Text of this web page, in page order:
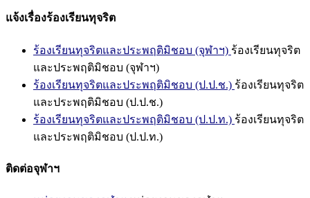
แจ้งเรื่องร้องเรียนทุจริต
ร้องเรียนทุจริตและประพฤติมิชอบ (จุฬาฯ) ร้องเรียนทุจริต
และประพฤติมิชอบ (จุฬาฯ)
ร้องเรียนทุจริตและประพฤติมิชอบ (ป.ป.ช.) ร้องเรียนทุจริต
และประพฤติมิชอบ (ป.ป.ช.)
ร้องเรียนทุจริตและประพฤติมิชอบ (ป.ป.ท.) ร้องเรียนทุจริต
และประพฤติมิชอบ (ป.ป.ท.)
ติดต่อจุฬาฯ